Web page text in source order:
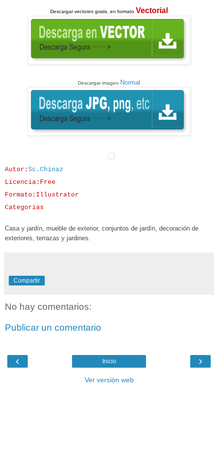
Descargarvectores gratis, en formato Vectorial
Descargar imagen Normal
Autor: Sc.Chinaz
Licencia:Free
Formato:Illustrator
Categorias
Casa y jardín , mueble de exterior, conjuntos de jardín, decoración de
exteriores, terrazas y jardines
Compartir
No hay comentarios:
Publicar un comentario
‹ ›
Inicio
Ver versión web